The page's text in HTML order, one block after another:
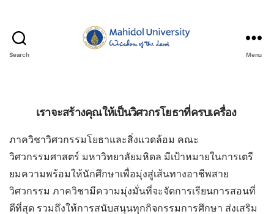
Search Menu
เราจะสร้างคุณให้เป็นวิศวกรโยธาที่ครบเครื่อง
ภาควิชาวิศวกรรมโยธาและสิ่งแวดล้อม คณะ
วิศวกรรมศาสตร์ มหาวิทยาลัยมหิดล มีเป้าหมายในการเตรี
ยมความพร้อมให้นักศึกษาเพื่อมุ่งสู่เส้นทางอาชีพสาย
วิศวกรรม ภาควิชามีความมุ่งมั่นที่จะจัดการเรียนการสอนที่
ดีที่สุด รวมถึงให้การสนับสนุนทุกกิจกรรมการศึกษา ส่งเสริม